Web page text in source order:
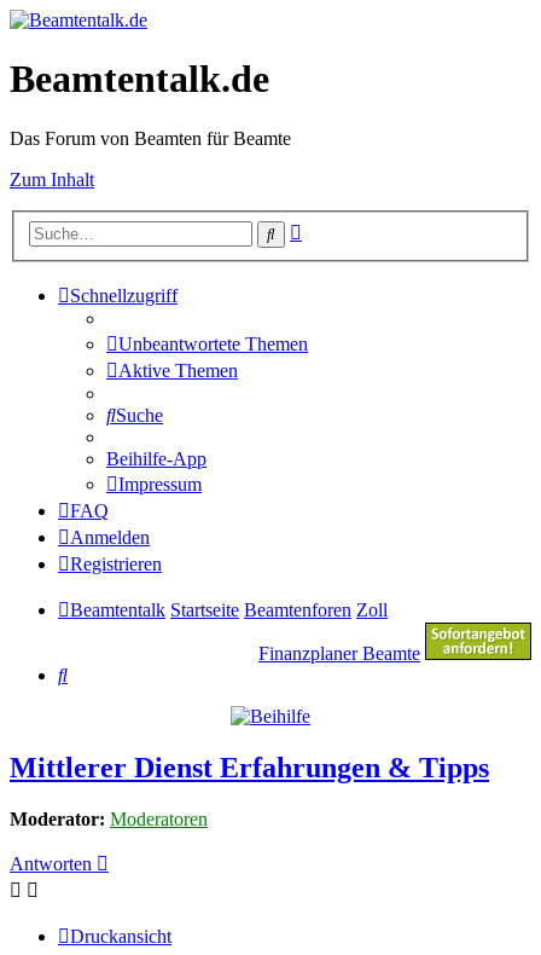
Beamtentalk.de
Das Forum von Beamten für Beamte
Zum Inhalt
Suche
Schnellzugriff
Unbeantwortete Themen
Aktive Themen
Suche
Beihilfe-App
Impressum
FAQ
Anmelden
Registrieren
Beamtentalk Startseite Beamtenforen Zoll
Finanzplaner Beamte
Suche
Mittlerer Dienst Erfahrungen & Tipps
Moderator: Moderatoren
Antworten
Druckansicht